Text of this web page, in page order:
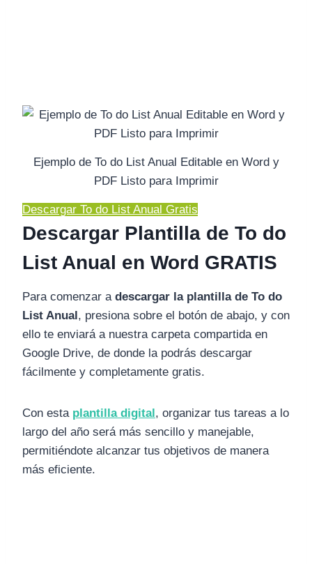
Ejemplo de To do List Anual Editable en Word y
PDF Listo para Imprimir
Descargar To do List Anual Gratis
Descargar Plantilla de To do
List Anual en Word GRATIS
Para comenzar a descargar la plantilla de To do
List Anual, presiona sobre el botón de abajo, y con
ello te enviará a nuestra carpeta compartida en
Google Drive, de donde la podrás descargar
fácilmente y completamente gratis.
Con esta plantilla digital, organizar tus tareas a lo
largo del año será más sencillo y manejable,
permitiéndote alcanzar tus objetivos de manera
más eficiente.